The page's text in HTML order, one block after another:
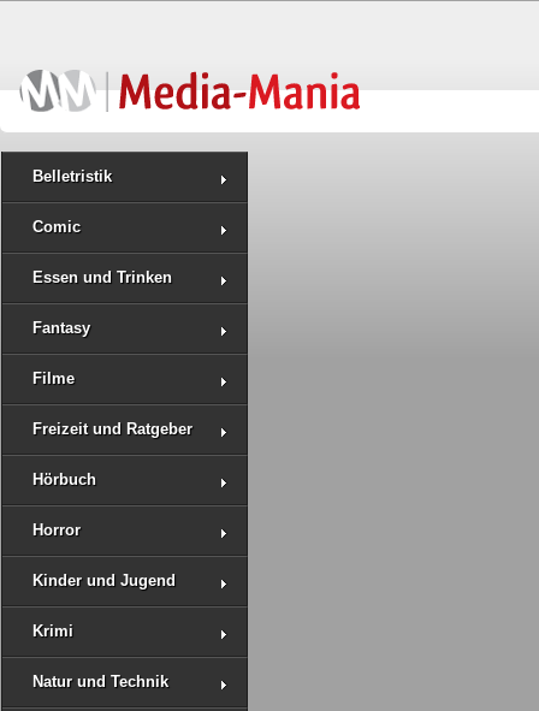
Belletristik
Comic
Essen und Trinken
Fantasy
Filme
Freizeit und Ratgeber
Hörbuch
Horror
Kinder und Jugend
Krimi
Natur und Technik